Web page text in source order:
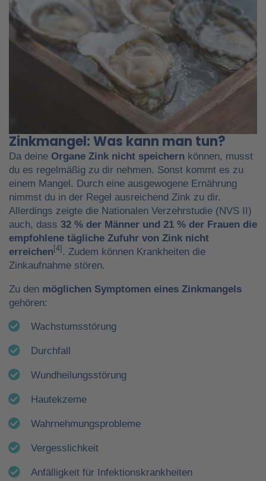
Zinkmangel: Was kann man tun?
Da deine Organe Zink nicht speichern können, musst
du es regelmäßig zu dir nehmen. Sonst kommt es zu
einem Mangel. Durch eine ausgewogene Ernährung
nimmst du in der Regel ausreichend Zink zu dir.
Allerdings zeigte die Nationalen Verzehrstudie (NVS II)
auch, dass 32 % der Männer und 21 % der Frauen die
empfohlene tägliche Zufuhr von Zink nicht
erreichen[4] . Zudem können Krankheiten die
Zinkaufnahme stören.
Zu den möglichen Symptomen eines Zinkmangels
gehören:
Wachstumsstörung
Durchfall
Wundheilungsstörung
Hautekzeme
Wahrnehmungsprobleme
Vergesslichkeit
Anfälligkeit für Infektionskrankheiten